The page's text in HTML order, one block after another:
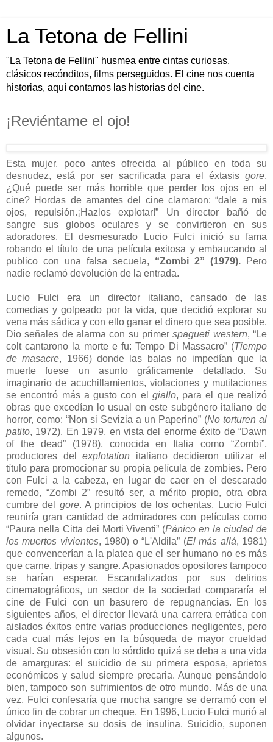
La Tetona de Fellini
"La Tetona de Fellini" husmea entre cintas curiosas,
clásicos recónditos, films perseguidos. El cine nos cuenta
historias, aquí contamos las historias del cine.
¡Reviéntame el ojo!
Esta mujer, poco antes ofrecida al público en toda su
desnudez, está por ser sacrificada para el éxtasis gore.
¿Qué puede ser más horrible que perder los ojos en el
cine? Hordas de amantes del cine clamaron: “dale a mis
ojos, repulsión.¡Hazlos explotar!” Un director bañó de
sangre sus globos oculares y se convirtieron en sus
adoradores. El desmesurado Lucio Fulci inició su fama
robando el título de una película exitosa y embaucando al
publico con una falsa secuela, “Zombi 2” (1979). Pero
nadie reclamó devolución de la entrada.
Lucio Fulci era un director italiano, cansado de las
comedias y golpeado por la vida, que decidió explorar su
vena más sádica y con ello ganar el dinero que sea posible.
Dio señales de alarma con su primerspagueti western, “Le
colt cantarono la morte e fu: Tempo Di Massacro” (Tiempo
de masacre, 1966) donde las balas no impedían que la
muerte fuese un asunto gráficamente detallado. Su
imaginario de acuchillamientos, violaciones y mutilaciones
se encontró más a gusto con el giallo, para el que realizó
obras que excedían lo usual en este subgénero italiano de
horror, como: “Non si Sevizia a un Paperino” (No torturen al
patito, 1972). En 1979, en vista del enorme éxito de “Dawn
of the dead” (1978), conocida en Italia como “Zombi”,
productores del explotation italiano decidieron utilizar el
título para promocionar su propia película de zombies. Pero
con Fulci a la cabeza, en lugar de caer en el descarado
remedo, “Zombi 2” resultó ser, a mérito propio, otra obra
cumbre del gore. A principios de los ochentas, Lucio Fulci
reuniría gran cantidad de admiradores con películas como
“Paura nella Citta dei Morti Viventi” (Pánico en la ciudad de
los muertos vivientes, 1980) o “L'Aldila” (El más allá, 1981)
que convencerían a la platea que el ser humano no es más
que carne, tripas y sangre. Apasionados opositores tampoco
se harían esperar. Escandalizados por sus delirios
cinematográficos, un sector de la sociedad compararía el
cine de Fulci con un basurero de repugnancias. En los
siguientes años, el director llevará una carrera errática con
aislados éxitos entre varias producciones negligentes, pero
cada cual más lejos en la búsqueda de mayor crueldad
visual. Su obsesión con lo sórdido quizá se deba a una vida
de amarguras: el suicidio de su primera esposa, aprietos
económicos y salud siempre precaria. Aunque pensándolo
bien, tampoco son sufrimientos de otro mundo. Más de una
vez, Fulci confesaría que mucha sangre se derramó con el
único fin de cobrar un cheque. En 1996, Lucio Fulci murió al
olvidar inyectarse su dosis de insulina. Suicidio, suponen
algunos.